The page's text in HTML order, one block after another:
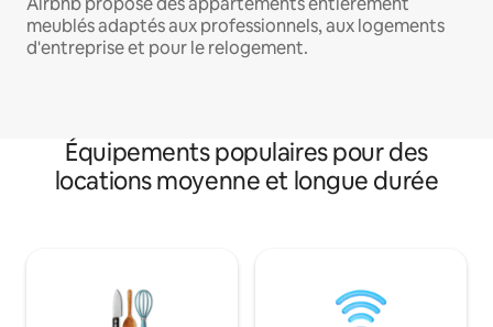
meublés adaptés aux professionnels, aux logements
d'entreprise et pour le relogement.
Équipements populaires pour des
locations moyenne et longue durée